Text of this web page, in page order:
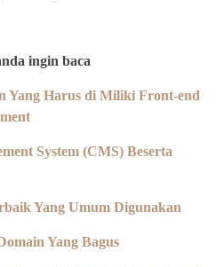
ingin baca
Yang Harus di Miliki Front-end
System (CMS) Beserta
Yang Umum Digunakan
Yang Bagus